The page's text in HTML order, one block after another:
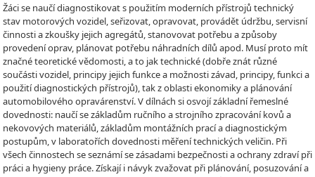
Žáci se naučí diagnostikovat s použitím moderních přístrojů technický
stav motorových vozidel, seřizovat, opravovat, provádět údržbu, servisní
činnosti a zkoušky jejich agregátů, stanovovat potřebu a způsoby
provedení oprav, plánovat potřebu náhradních dílů apod. Musí proto mít
značné teoretické vědomosti, a to jak technické (dobře znát různé
součásti vozidel, principy jejich funkce a možnosti závad, principy, funkci a
použití diagnostických přístrojů), tak z oblasti ekonomiky a plánování
automobilového opravárenství. V dílnách si osvojí základní řemeslné
dovednosti: naučí se základům ručního a strojního zpracování kovů a
nekovových materiálů, základům montážních prací a diagnostickým
postupům, v laboratořích dovednosti měření technických veličin. Při
všech činnostech se seznámí se zásadami bezpečnosti a ochrany zdraví při
práci a hygieny práce. Získají i návyk zvažovat při plánování, posuzování a